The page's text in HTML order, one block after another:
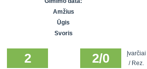
SFL rudens
čempionatas
Amžius
Ūgis
Svoris
2 2/0
Įvarčiai
/ Rez.